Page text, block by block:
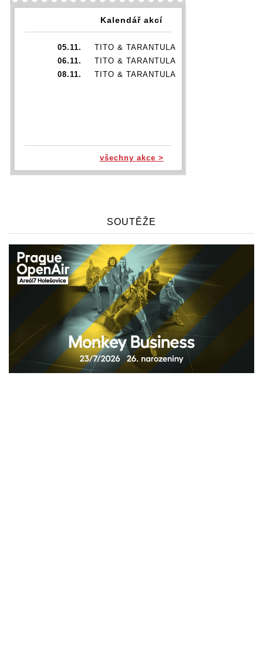
Kalendář akcí
05.11.
TITO & TARANTULA
06.11.
TITO & TARANTULA
08.11.
TITO & TARANTULA
všechny akce >
SOUTĚŽE